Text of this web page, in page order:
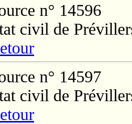
n° 14596
civil de
n° 14597
civil de